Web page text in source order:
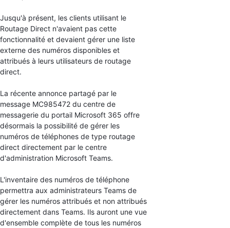
Jusqu'à présent, les clients utilisant le
Routage Direct n'avaient pas cette
fonctionnalité et devaient gérer une liste
externe des numéros disponibles et
attribués à leurs utilisateurs de routage
direct.
La récente annonce partagé par le
message MC985472 du centre de
messagerie du portail Microsoft 365 offre
désormais la possibilité de gérer les
numéros de téléphones de type routage
direct directement par le centre
d'administration Microsoft Teams.
L'inventaire des numéros de téléphone
permettra aux administrateurs Teams de
gérer les numéros attribués et non attribués
directement dans Teams. Ils auront une vue
d'ensemble complète de tous les numéros